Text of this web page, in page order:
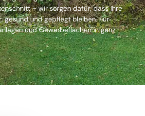
– wir sorgen dafür, dass Ihre
gesund und gepflegt bleiben. Für
und Gewerbeflächen in ganz